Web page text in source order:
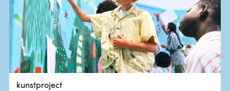
kunstproject